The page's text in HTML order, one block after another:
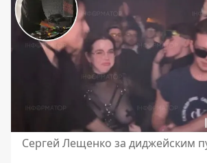
Сергей Лещенко за диджейским